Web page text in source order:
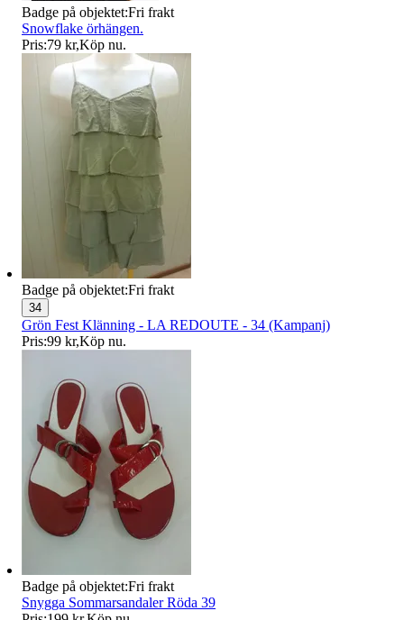
Badge på objektet:Fri frakt
Snowflake örhängen.
Pris:79 kr,Köp nu.
Badge på objektet:Fri frakt
34
Grön Fest Klänning - LA REDOUTE - 34 (Kampanj)
Pris:99 kr,Köp nu.
Badge på objektet:Fri frakt
Snygga Sommarsandaler Röda 39